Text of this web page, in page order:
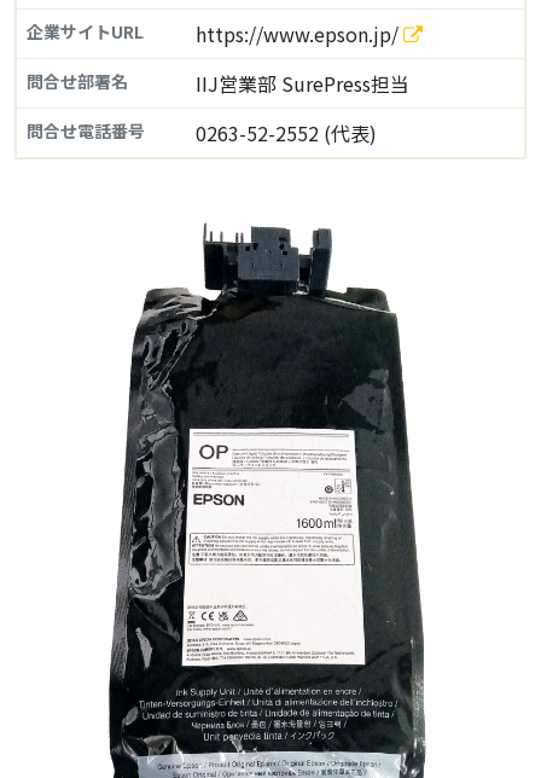
企業サイトURL https://www.epson.jp/
問合せ部署名 IIJ営業部 SurePress担当
問合せ電話番号 0263-52-2552 (代表)